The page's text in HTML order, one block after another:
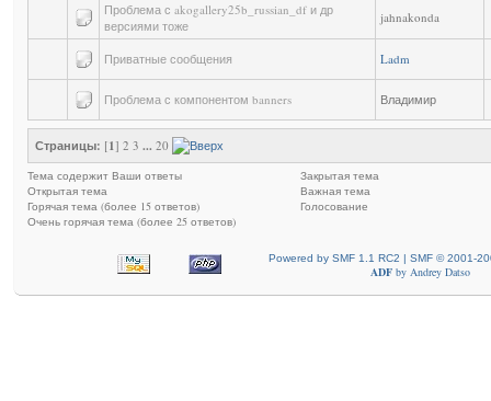
Проблема с akogallery25b_russian_df и др
версиями тоже
jahnakonda
Приватные сообщения Ladm
Проблема с компонентом banners Владимир
Страницы: [1] 2 3 ... 20
Тема содержит Ваши ответы
Открытая тема
Горячая тема (более 15 ответов)
Очень горячая тема (более 25 ответов)
Закрытая тема
Важная тема
Голосование
Powered by SMF 1.1 RC2 | SMF © 2001-
ADFby Andrey Datso